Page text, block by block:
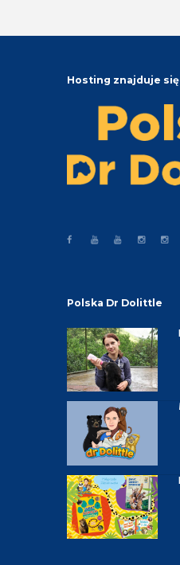
Hosting znajduje
Polska Dr Dolittle